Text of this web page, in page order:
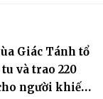
Giác Tánh tổ
và trao 220
người khiếm